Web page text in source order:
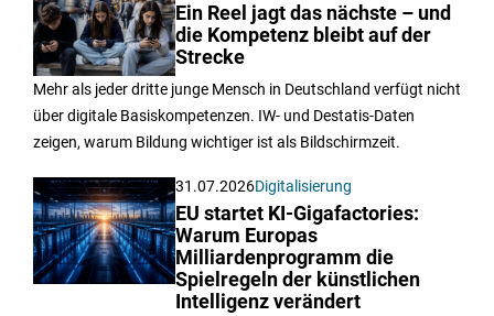
Ein Reel jagt das nächste – und
die Kompetenz bleibt auf der
Strecke
Mehr als jeder dritte junge Mensch in Deutschland verfügt nicht
über digitale Basiskompetenzen. IW- und Destatis-Daten
zeigen, warum Bildung wichtiger ist als Bildschirmzeit.
31.07.2026Digitalisierung
EU startet KI-Gigafactories:
Warum Europas
Milliardenprogramm die
Spielregeln der künstlichen
Intelligenz verändert